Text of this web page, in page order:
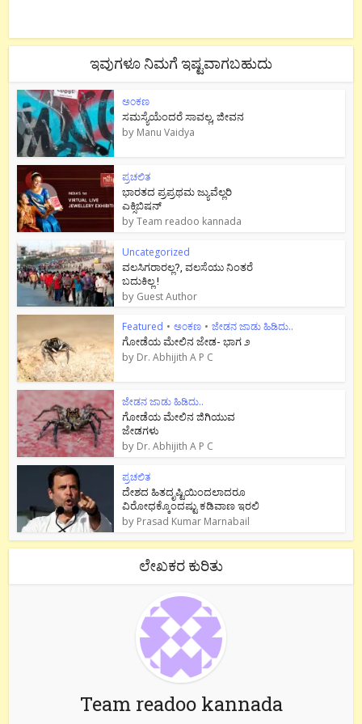
ಇವುಗಳೂ ನಿಮಗೆ ಇಷ್ಟವಾಗಬಹುದು
ಅಂಕಣ
ಸಮಸ್ಯೆಯೆಂದರೆ ಸಾವಲ್ಲ, ಜೀವನ
by Manu Vaidya
ಪ್ರಚಲಿತ
ಭಾರತದ ಪ್ರಪ್ರಥಮ ಜ್ಯುವೆಲ್ಲರಿ
ಎಕ್ಸಿಬಿಷನ್
byTeam readoo kannada
Uncategorized
ವಲಸಿಗರಾರಲ್ಲ?, ವಲಸೆಯು ನಿಂತರೆ
ಬದುಕಿಲ್ಲ !
by Guest Author
Featured • ಅಂಕಣ • ಜೇಡನ ಜಾಡು ಹಿಡಿದು..
ಗೋಡೆಯ ಮೇಲಿನ ಜೇಡ- ಭಾಗ ೨
by Dr. Abhijith A P C
ಜೇಡನ ಜಾಡು ಹಿಡಿದು..
ಗೋಡೆಯ ಮೇಲಿನ ಜಿಗಿಯುವ
ಜೇಡಗಳು
by Dr. Abhijith A P C
ಪ್ರಚಲಿತ
ದೇಶದ ಹಿತದೃಷ್ಟಿಯಿಂದಲಾದರೂ
ವಿರೋಧಕ್ಕೊಂದಷ್ಟು ಕಡಿವಾಣ ಇರಲಿ
by Prasad Kumar Marnabail
ಲೇಖಕರ ಕುರಿತು
Team readoo kannada